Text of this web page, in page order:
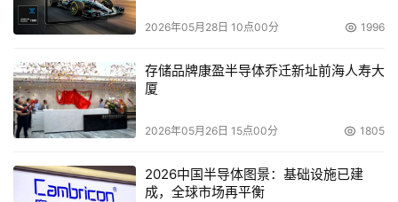
2026年05月28日 10点00分 1996
存储品牌康盈半导体乔迁新址前海人寿大
厦
2026年05月26日 15点00分 1805
2026中国半导体图景：基础设施已建
成，全球市场再平衡